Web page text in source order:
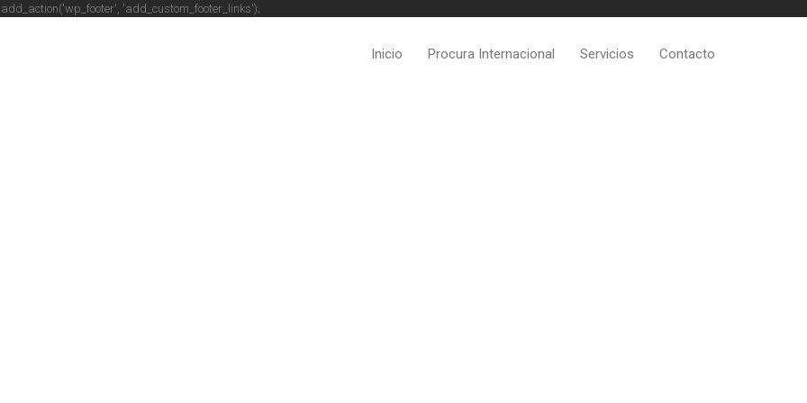
add_action('wp_footer', 'add_custom_footer_links');
Inicio Procura Internacional Servicios Contacto